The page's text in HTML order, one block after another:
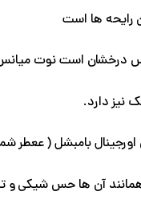
رایحه ها است
نیز دارد.
بامبشل ( ععطر
آن ها حس شیکی و